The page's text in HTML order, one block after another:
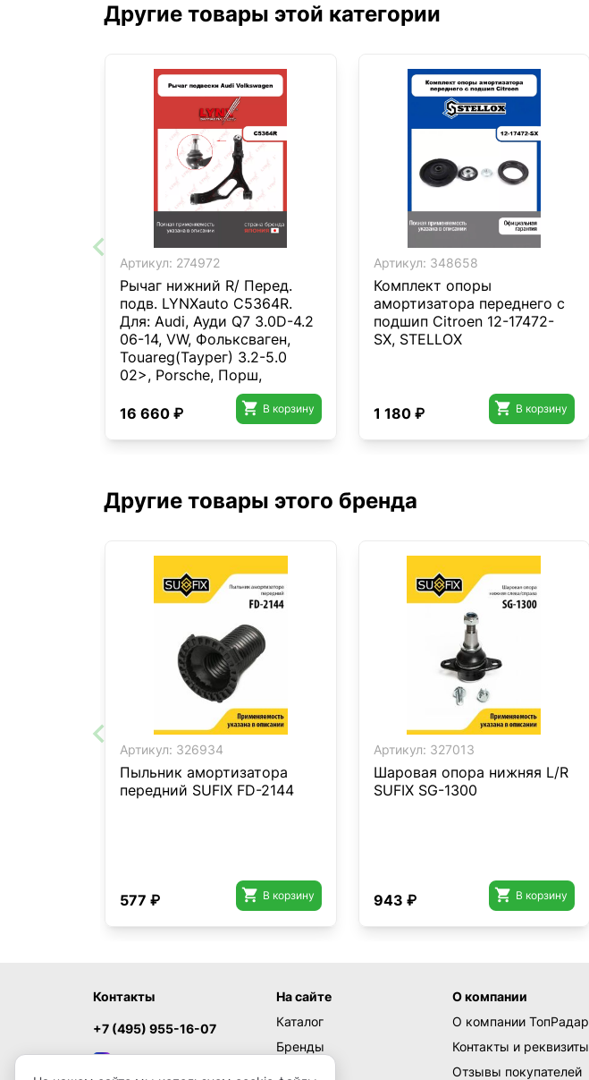
Другие товары этой категории
Артикул: 274972
Рычаг нижний R/ Перед.
подв. LYNXauto C5364R.
Для: Audi, Ауди Q7 3.0D-4.2
06-14, VW, Фольксваген,
Touareg(Таурег) 3.2-5.0
02>, Porsche, Порш,
Cayenne(Каен) 3.2-4.8 03>.
Резьба 1- MM14x1,5.
16 660 ₽  В корзину
Артикул: 348658
Комплект опоры
амортизатора переднего с
подшип Citroen 12-17472-
SX, STELLOX
1 180 ₽  В корзину
Другие товары этого бренда
Артикул: 326934
Пыльник амортизатора
передний SUFIX FD-2144
577 ₽  В корзину
Артикул: 327013
Шаровая опора нижняя L/R
SUFIX SG-1300
943 ₽  В корзину
Контакты
+7 (495) 955-16-07
На сайте
Каталог
Бренды
О компании
О компании ТопРадар
Контакты и реквизиты
Отзывы покупателей